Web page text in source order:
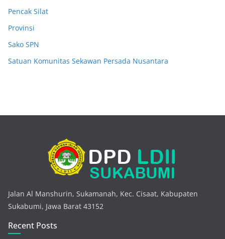
Pencak Silat
Provinsi
Sako SPN
Satuan Komunitas Sekawan Persada Nusantara
Jalan Al Manshurin, Sukamanah, Kec. Cisaat, Kabupaten
Sukabumi, Jawa Barat 43152
Recent Posts